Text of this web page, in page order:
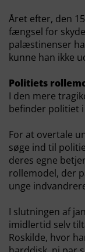
Året efter, den
fængsel for
palæstinenser
kunne han ikke
Politiets
I den mere
befinder politiet i
For at overtale
søge ind til
deres egne
rollemodel, der
unge
I slutningen af
imidlertid selv
Roskilde, hvor